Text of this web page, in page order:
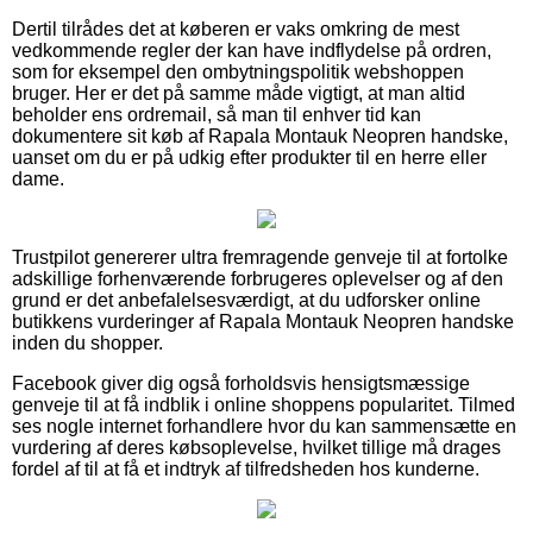
Dertil tilrådes det at køberen er vaks omkring de mest
vedkommende regler der kan have indflydelse på ordren,
som for eksempel den ombytningspolitik webshoppen
bruger. Her er det på samme måde vigtigt, at man altid
beholder ens ordremail, så man til enhver tid kan
dokumentere sit køb af Rapala Montauk Neopren handske,
uanset om du er på udkig efter produkter til en herre eller
dame.
Trustpilot genererer ultra fremragende genveje til at fortolke
adskillige forhenværende forbrugeres oplevelser og af den
grund er det anbefalelsesværdigt, at du udforsker online
butikkens vurderinger af Rapala Montauk Neopren handske
inden du shopper.
Facebook giver dig også forholdsvis hensigtsmæssige
genveje til at få indblik i online shoppens popularitet. Tilmed
ses nogle internet forhandlere hvor du kan sammensætte en
vurdering af deres købsoplevelse, hvilket tillige må drages
fordel af til at få et indtryk af tilfredsheden hos kunderne.